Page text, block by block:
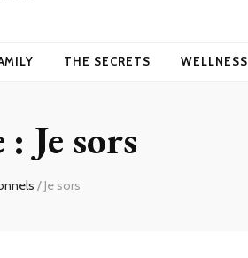
THE SECRETS WELLNESS
: Je sors
/ Je sors